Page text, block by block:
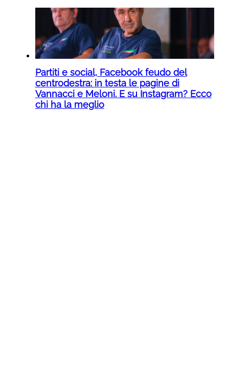
Partiti e social, Facebook feudo del
centrodestra: in testa le pagine di
Vannacci e Meloni. E su Instagram? Ecco
chi ha la meglio